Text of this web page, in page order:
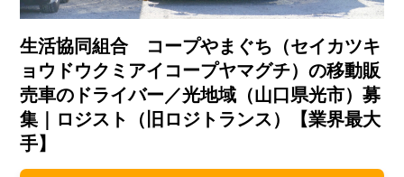
生活協同組合 コープやまぐち（セイカツキ
ョウドウクミアイコープヤマグチ）の移動販
売車のドライバー／光地域（山口県光市）募
集｜ロジスト（旧ロジトランス）【業界最大
手】